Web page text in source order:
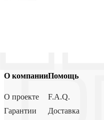
О компании
О проекте
Гарантии
Помощь
F.A.Q.
Доставка